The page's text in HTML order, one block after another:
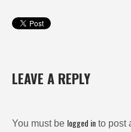
LEAVE A REPLY
You must be logged in to post